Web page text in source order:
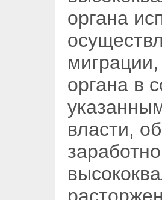
органа
органа в
власти,